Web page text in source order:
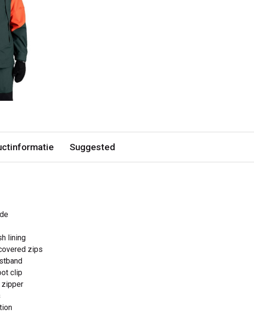
Suggested
lining
zips
clip
zipper